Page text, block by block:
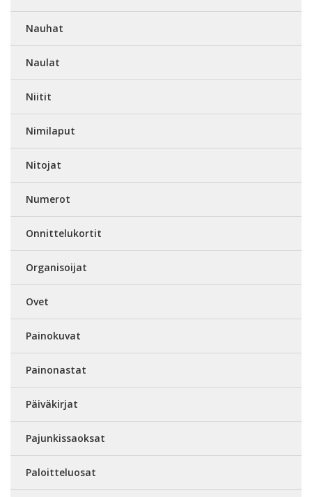
Nauhat
Naulat
Niitit
Nimilaput
Nitojat
Numerot
Onnittelukortit
Organisoijat
Ovet
Painokuvat
Painonastat
Päiväkirjat
Pajunkissaoksat
Paloitteluosat